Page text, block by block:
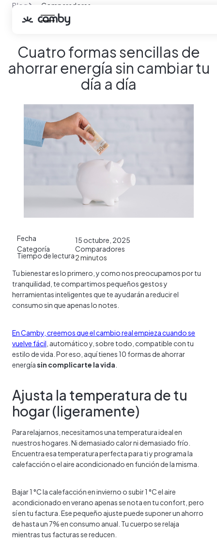
Blog
Comparadores
Cuatro formas sencillas de ahorrar energía sin cambiar tu
Cuatro formas sencillas de
ahorrar energía sin cambiar tu
día a día
Fecha
15 octubre, 2025
Categoría
Comparadores
Tiempo de lectura2minutos
Tu bienestar es lo primero, y como nos preocupamos por tu
tranquilidad, te compartimos pequeños gestos y
herramientas inteligentes que te ayudarán a reducir el
consumo sin que apenas lo notes.
En Camby, creemos que el cambio real empieza cuando se
vuelve fácil , automático y, sobre todo, compatible con tu
estilo de vida. Por eso, aquí tienes 10 formas de ahorrar
energíasin complicarte la vida
Ajusta la temperatura de tu
hogar (ligeramente)
Para relajarnos, necesitamos una temperatura ideal en
nuestros hogares. Ni demasiado calor ni demasiado frío.
Encuentra esa temperatura perfecta para ti y programa la
calefacción o el aire acondicionado en función de la misma.
Bajar 1 °C la calefacción en invierno o subir 1 °C el aire
acondicionado en verano apenas se nota en tu confort, pero
sí en tu factura. Ese pequeño ajuste puede suponer un ahorro
de hasta un 7% en consumo anual. Tu cuerpo se relaja
mientras tus facturas se reducen.